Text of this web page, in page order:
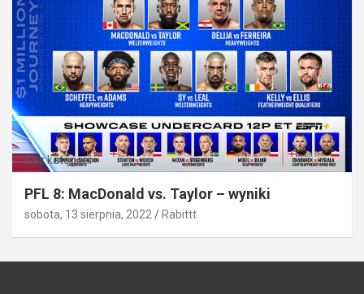
Bez kategorii
PFL 8: MacDonald vs. Taylor – wyniki
sobota, 13 sierpnia, 2022 Rabittt